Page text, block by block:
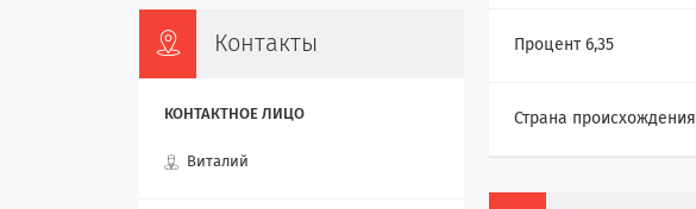
Процент 6,35
Страна происхождения
Контакты
Виталий